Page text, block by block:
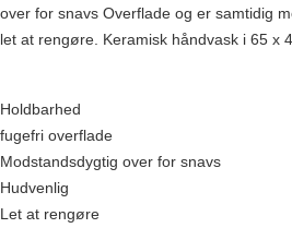
over for snavs Overflade og er samtidig
let at rengøre. Keramisk håndvask i 65 x
Holdbarhed
fugefri overflade
Modstandsdygtig over for snavs
Hudvenlig
Let at rengøre